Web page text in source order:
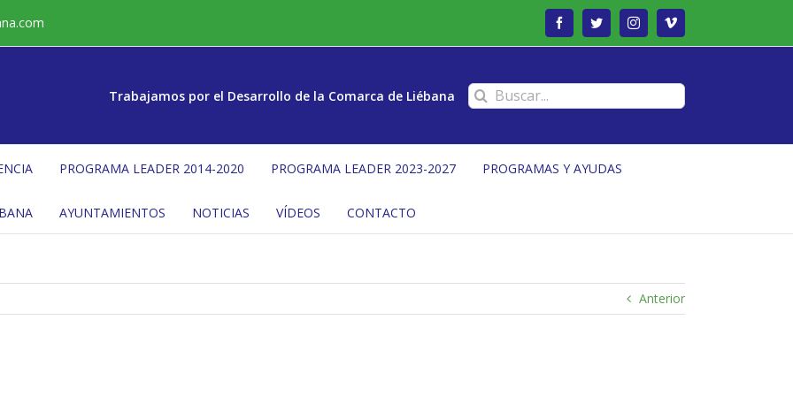
FacebookTwitterInstagramVimeo
Trabajamos por el Desarrollo de la Comarca de Liébana Buscar:
PROGRAMA LEADER 2014-2020 PROGRAMA LEADER 2023-2027 PROGRAMAS Y AYUDAS
AYUNTAMIENTOS NOTICIAS VÍDEOS CONTACTO
Anterior